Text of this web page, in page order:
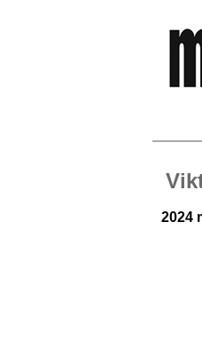
2024